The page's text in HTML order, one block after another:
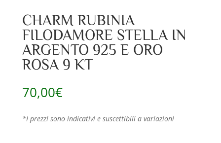
CHARM RUBINIA
FILODAMORE STELLA IN
ARGENTO 925 E ORO
ROSA 9 KT
70,00€
*I prezzi sono indicativi e suscettibili a variazioni